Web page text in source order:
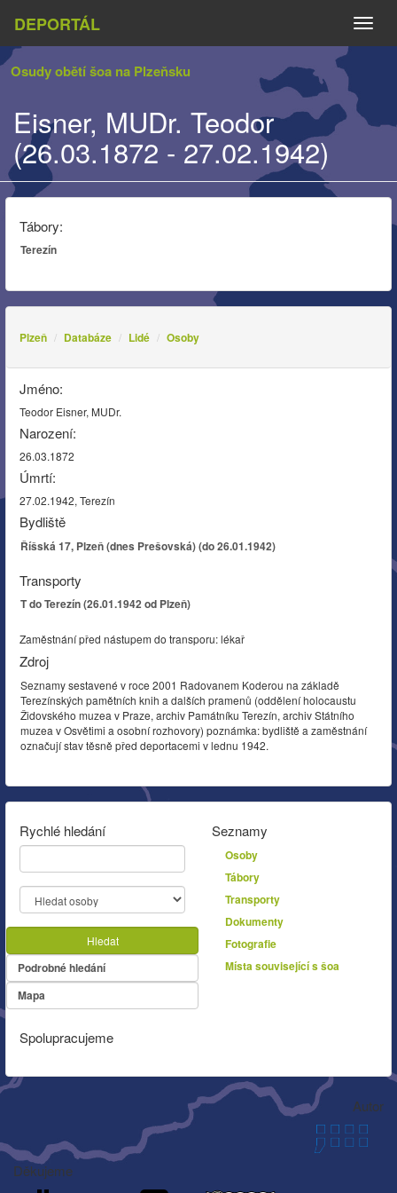
DEPORTÁL
Osudy obětí šoa na Plzeňsku
Eisner, MUDr. Teodor
(26.03.1872 - 27.02.1942)
Tábory:
Terezín
Plzeň Databáze Lidé Osoby
Jméno:
Teodor Eisner, MUDr.
Narození:
26.03.1872
Úmrtí:
27.02.1942, Terezín
Bydliště
Říšská 17, Plzeň (dnes Prešovská) (do 26.01.1942)
Transporty
T do Terezín (26.01.1942 od Plzeň)
Zaměstnání před nástupem do transporu: lékař
Zdroj
Seznamy sestavené v roce 2001 Radovanem Koderou na základě
Terezínských pamětních knih a dalších pramenů (oddělení holocaustu
Židovského muzea v Praze, archiv Památníku Terezín, archiv Státního
muzea v Osvětimi a osobní rozhovory) poznámka: bydliště a zaměstnání
označují stav těsně před deportacemi v lednu 1942.
Rychlé hledání
Hledat
Podrobné hledání
Mapa
Seznamy
Osoby
Tábory
Transporty
Dokumenty
Fotografie
Místa související s šoa
Spolupracujeme
Autor
Děkujeme